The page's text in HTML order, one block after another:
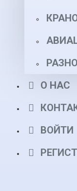
О НАС
ВОЙТИ